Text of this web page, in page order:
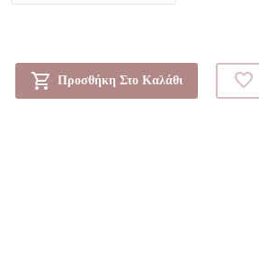
Προσθήκη Στο Καλάθι